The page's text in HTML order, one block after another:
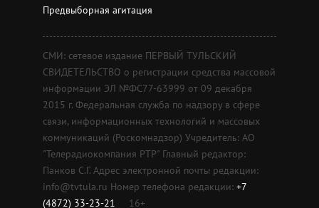
Предвыборная агитация
СМИ: сетевое издание ПЕРВЫЙ ТУЛЬСКИЙ
СВИДЕТЕЛЬСТВО о регистрации средства массовой
информации ЭЛ №ФС77-63999 от 09 декабря
2015 г. Федеральная служба по надзору в сфере
связи, информационных технологий и массовых
коммуникаций (Роскомнадзор) Учредитель: АО
"Телерадиокомпания РТР" Главный редактор:
Панков С.Г. Адрес электронной почты редакции:
info@tvtula.ru Номер телефона редакции: +7
(4872) 33-23-21
16+